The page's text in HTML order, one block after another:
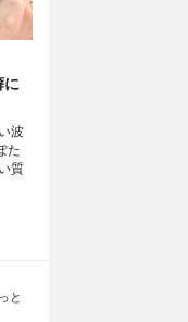
に
波
た
質
と